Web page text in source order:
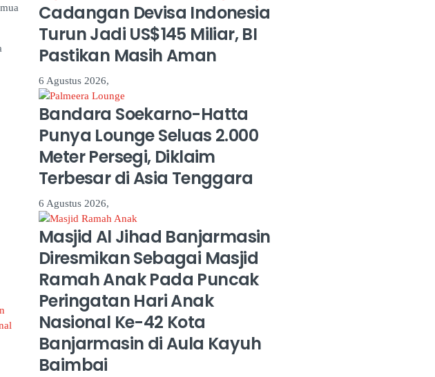
Cadangan Devisa Indonesia
Turun Jadi US$145 Miliar, BI
Pastikan Masih Aman
6 Agustus 2026,
Bandara Soekarno-Hatta
Punya Lounge Seluas 2.000
Meter Persegi, Diklaim
Terbesar di Asia Tenggara
6 Agustus 2026,
Masjid Al Jihad Banjarmasin
Diresmikan Sebagai Masjid
Ramah Anak Pada Puncak
Peringatan Hari Anak
Nasional Ke-42 Kota
Banjarmasin di Aula Kayuh
Baimbai